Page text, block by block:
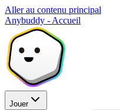
Aller au contenu principal
Anybuddy - Accueil
Jouer